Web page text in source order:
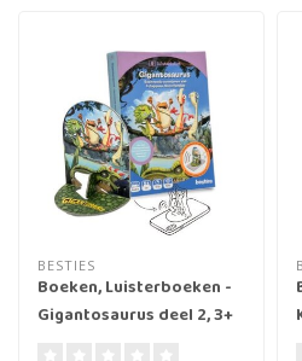
BESTIES
Boeken, Luisterboeken -
Gigantosaurus deel 2, 3+